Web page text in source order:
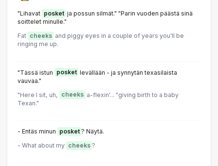
"Lihavat posket ja possun silmät." "Parin vuoden päästä sinä
soittelet minulle."
Fat cheeks and piggy eyes in a couple of years you'll be
ringing me up.
"Tässä istun posket levällään - ja synnytän texasilaista
vauvaa."
"Here I sit, uh, cheeks a-flexin'... "giving birth to a baby
Texan."
- Entäs minun posket ? Näytä.
- What about my cheeks ?